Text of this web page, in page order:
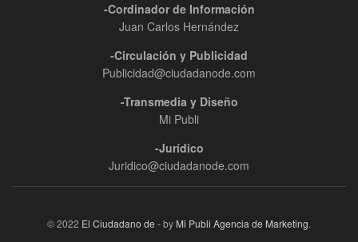
-Cordinador de Información
Juan Carlos Hernández
-Circulación y Publicidad
Publicidad@ciudadanode.com
-Transmedia y Diseño
Mi Publi
-Jurídico
Juridico@ciudadanode.com
© 2022 El Ciudadano de - by Mi Publi Agencia de Marketing.